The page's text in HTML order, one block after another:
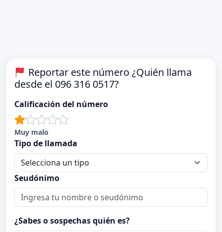
Reportar este número ¿Quién llama
desde el 096 316 0517?
Calificación del número
Muy malo
Tipo de llamada
Seudónimo
¿Sabes o sospechas quién es?